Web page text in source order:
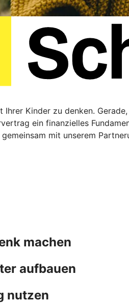
Ihrer Kinder zu denken.
ein finanzielles
mit unserem
machen
aufbauen
nutzen